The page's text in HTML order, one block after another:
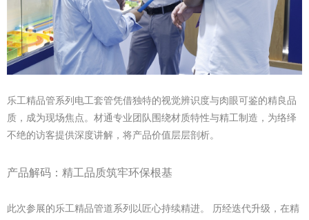
乐工精品管系列电工套管凭借独特的视觉辨识度与肉眼可鉴的精良品
质，成为现场焦点。材通专业团队围绕材质特性与精工制造，为络绎
不绝的访客提供深度讲解，将产品价值层层剖析。
产品解码：精工品质筑牢环保根基
此次参展的乐工精品管道系列以匠心持续精进。 历经迭代升级，在精